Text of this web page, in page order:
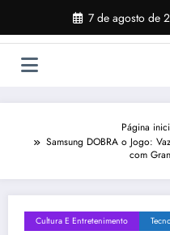
o
7 de agosto de
Página
Samsung DOBRA o Jogo:
com
Cultura E Entretenimento